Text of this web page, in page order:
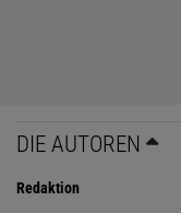
DIE AUTOREN
Redaktion